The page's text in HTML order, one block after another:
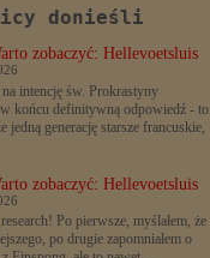
donieśli
zobaczyć: Hellevoetsluis
intencję św. Prokrastyny
w końcu definitywną odpowiedź - to
jedną generację starsze francuskie,
zobaczyć: Hellevoetsluis
Po pierwsze, myślałem, że
po drugie zapomniałem o